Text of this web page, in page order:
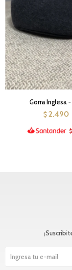
Gorra Inglesa -
$ 2.490
$